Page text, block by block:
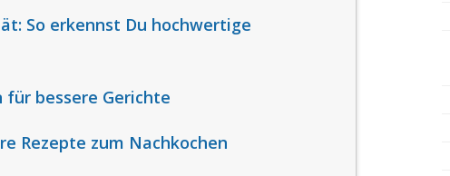
So erkennst Du hochwertige
für bessere Gerichte
Rezepte zum Nachkochen